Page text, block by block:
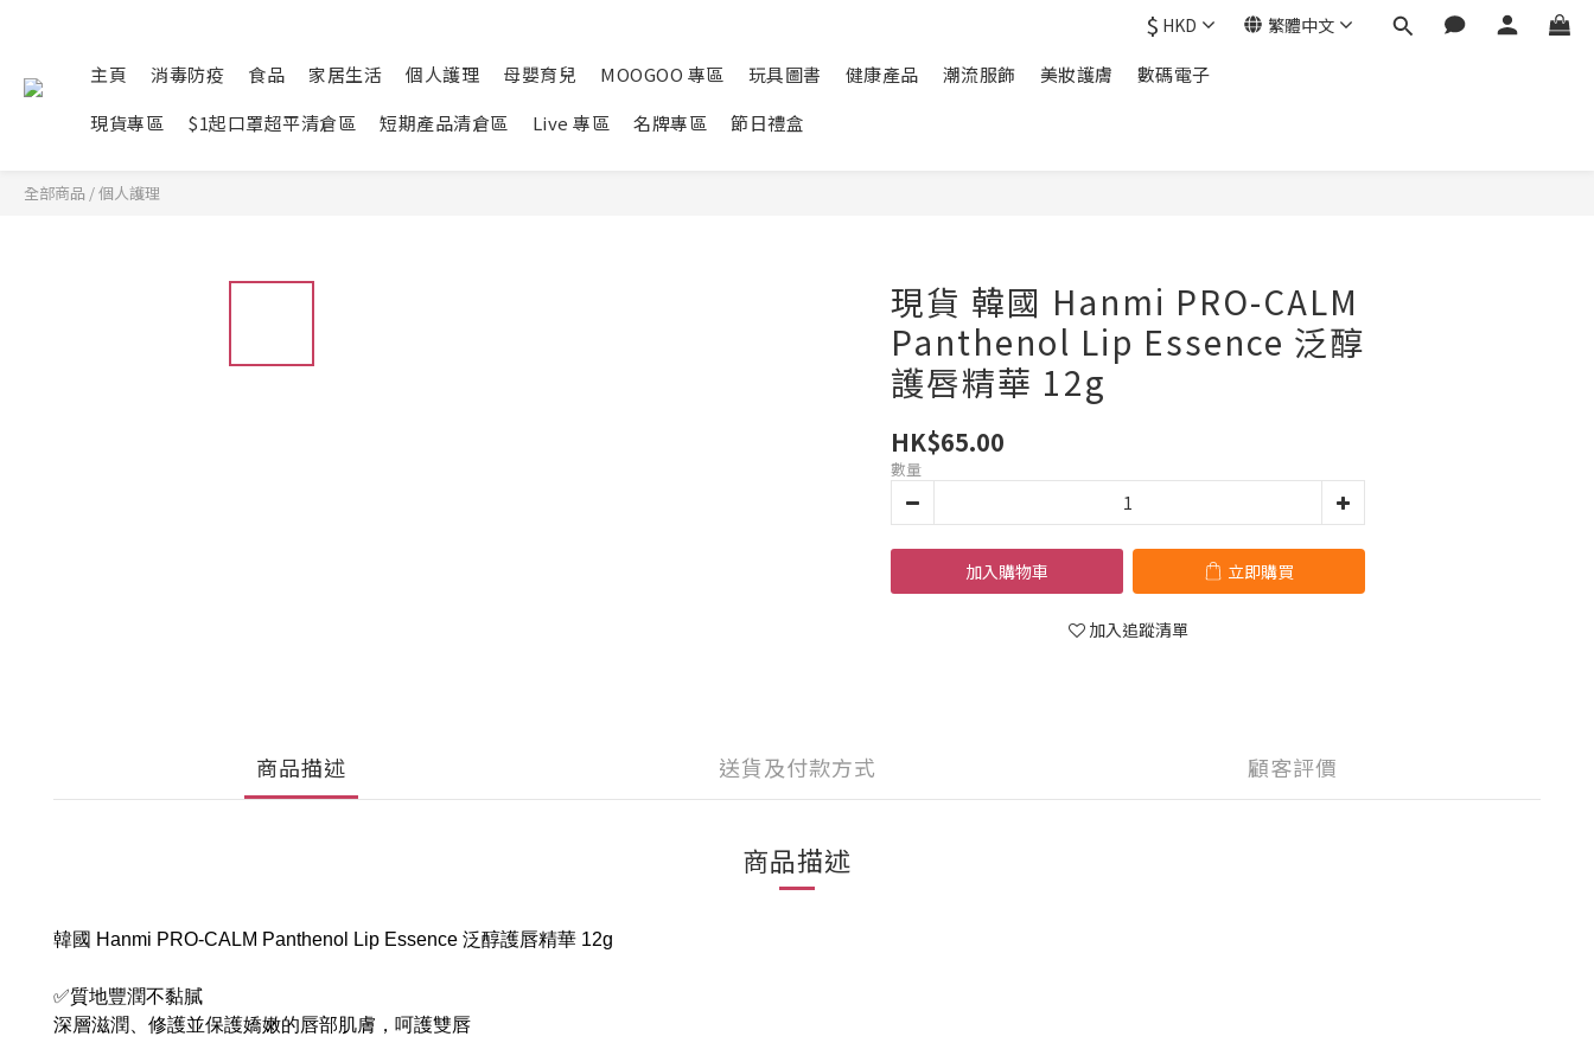
$ HKD 繁體中文
主頁 消毒防疫 食品 家居生活 個人護理 母嬰育兒 MOOGOO 專區 玩具圖書 健康產品 潮流服飾 美妝護膚
數碼電子
現貨專區
$1起口罩超平清倉區 短期產品清倉區 Live 專區 名牌專區 節日禮盒
全部商品 /個人護理
現貨 韓國 Hanmi PRO-CALM
Panthenol Lip Essence 泛醇
護唇精華 12g
HK$65.00
數量
加入購物車 立即購買
加入追蹤清單
商品描述 送貨及付款方式 顧客評價
商品描述
韓國 Hanmi PRO-CALM Panthenol Lip Essence 泛醇護唇精華 12g
✅質地豐潤不黏膩
深層滋潤、修護並保護嬌嫩的唇部肌膚，呵護雙唇